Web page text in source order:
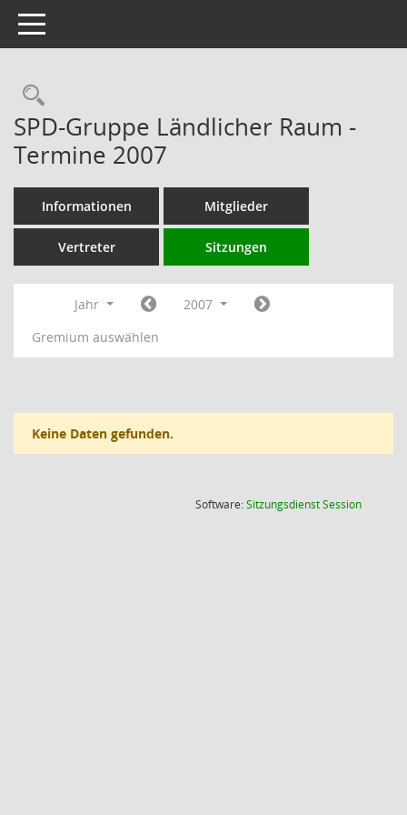
Toggle navigation
Rechercheauswahl
SPD-Gruppe Ländlicher Raum -
Termine 2007
Informationen Mitglieder
Vertreter Sitzungen
Jahr
2007
Gremium auswählen
Keine Daten gefunden.
Software:SitzungsdienstSession(Wird in